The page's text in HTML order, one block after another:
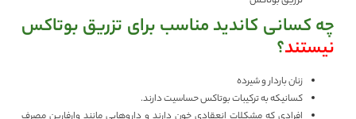
چه کسانی کاندید مناسب برای تزریق بوتاکس
نیستند؟
زنان باردار و شیرده
کسانی‎که به ترکیبات بوتاکس حساسیت دارند.